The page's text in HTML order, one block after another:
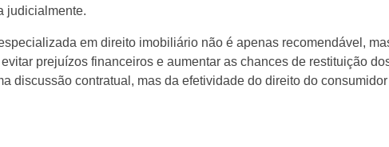
judicialmente.
em direito imobiliário não é apenas recomendável,
prejuízos financeiros e aumentar as chances de restituição
discussão contratual, mas da efetividade do direito do